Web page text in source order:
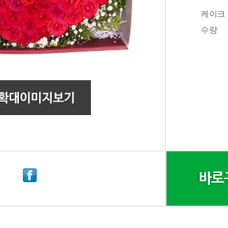
케이크
수량